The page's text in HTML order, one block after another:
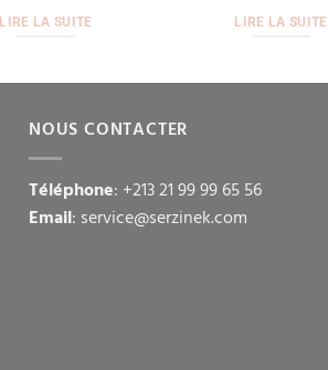
LIRE LA SUITE LIRE LA SUITE
NOUS CONTACTER
Téléphone: +213 21 99 99 65 56
Email: service@serzinek.com